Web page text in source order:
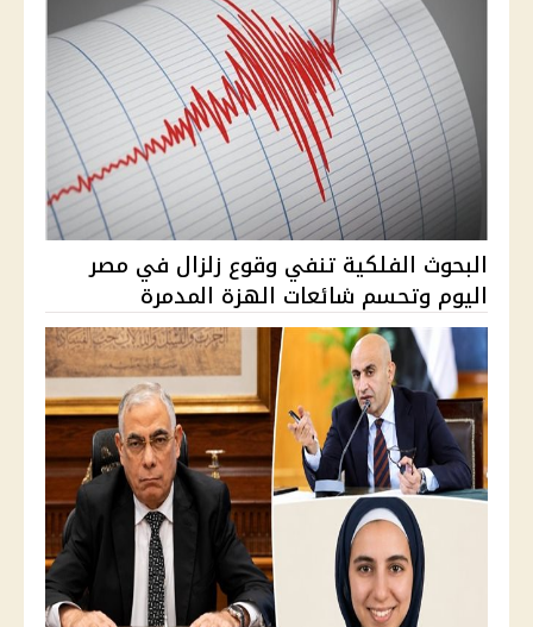
البحوث الفلكية تنفي وقوع زلزال في مصر
اليوم وتحسم شائعات الهزة المدمرة